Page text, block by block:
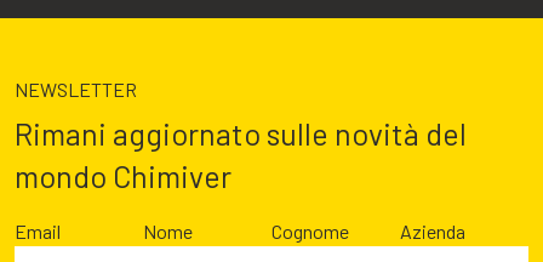
NEWSLETTER
Rimani aggiornato sulle novità del
mondo Chimiver
Email Nome Cognome Azienda